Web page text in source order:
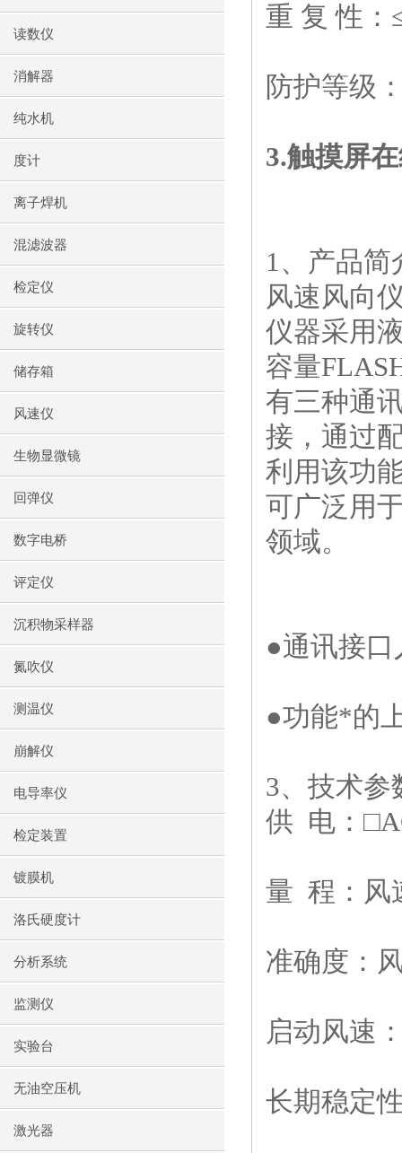
读数仪
消解器
纯水机
度计
离子焊机
混滤波器
检定仪
旋转仪
储存箱
风速仪
生物显微镜
回弹仪
数字电桥
评定仪
沉积物采样器
氮吹仪
测温仪
崩解仪
电导率仪
检定装置
镀膜机
洛氏硬度计
分析系统
监测仪
实验台
无油空压机
激光器
重 复 性：
防护等级
3.触摸屏
1、产品简
风速风向
仪器采用
容量
有三种通
接，通过
利用该功
可广泛用
领域。
●通讯接
●功能*的
3、技术参
供 电：
量 程：风
准确度：
启动风速
长期稳定